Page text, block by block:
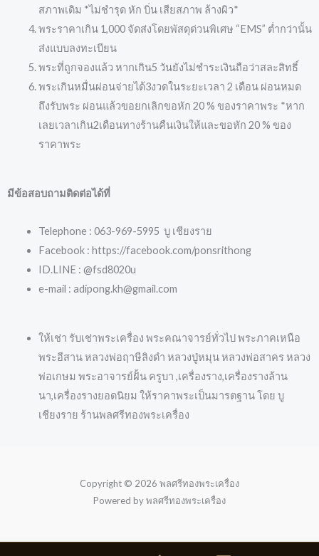
สภาพเดิม *ไม่ชำรุด หัก บิ่น เสียสภาพ ล้างผิว*
พระราคาเกิน 1,000 จัดส่งโดยพัสดุด่วนพิเศษ “EMS” ต่ำกว่านั้น
ส่งแบบลงทะเบียน
พระที่ถูกจองแล้ว หากเกิน5 วันยังไม่ชำระเงินถือว่าสละสิทธิ์
พระเกินหมื่นผ่อนจ่ายได้3งวดในระยะเวลา 2 เดือน ผ่อนหมด
ถึงรับพระ ผ่อนแล้วขอยกเลิกขอหัก 20 % ของราคาพระ *หาก
เลยเวลาเกิน2เดือนทางร้านคืนเงินให้และขอหัก 20 % ของ
ราคาพระ
มีข้อสอบถามติดต่อได้ที่
Telephone : 063-969-5995 บู เชียงราย
Facebook : https://facebook.com/ponsrithong
ID.LINE : @fsd8020u
e-mail : adipong.kh@gmail.com
ให้เช่า รับเช่าพระเครื่อง พระคณาจารย์ทั่วไป พระภาคเหนือ
พระอีสาน หลวงพ่อฤาษีลิงดำ หลวงปู่หมุน หลวงพ่อสาคร หลวง
พ่อเกษม พระอาจารย์ฝั้น ครูบา ,เครื่องราง,เครื่องรางล้าน
นา,เครื่องรางยอดนิยม ให้ราคาพระเป็นมารตฐาน โดย บู
เชียงราย ร้านพลศรีทองพระเครื่อง
Copyright © 2026 พลศรีทองพระเครื่อง
Powered by พลศรีทองพระเครื่อง